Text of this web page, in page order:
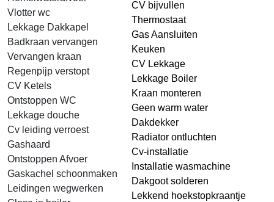
Vlotter wc
Lekkage Dakkapel
Badkraan vervangen
Vervangen kraan
Regenpijp verstopt
CV Ketels
Ontstoppen WC
Lekkage douche
Cv leiding verroest
Gashaard
Ontstoppen Afvoer
Gaskachel schoonmaken
Leidingen wegwerken
CV bijvullen
Thermostaat
Gas Aansluiten
Keuken
CV Lekkage
Lekkage Boiler
Kraan monteren
Geen warm water
Dakdekker
Radiator ontluchten
Cv-installatie
Installatie wasmachine
Dakgoot solderen
Lekkend hoekstopkraantje